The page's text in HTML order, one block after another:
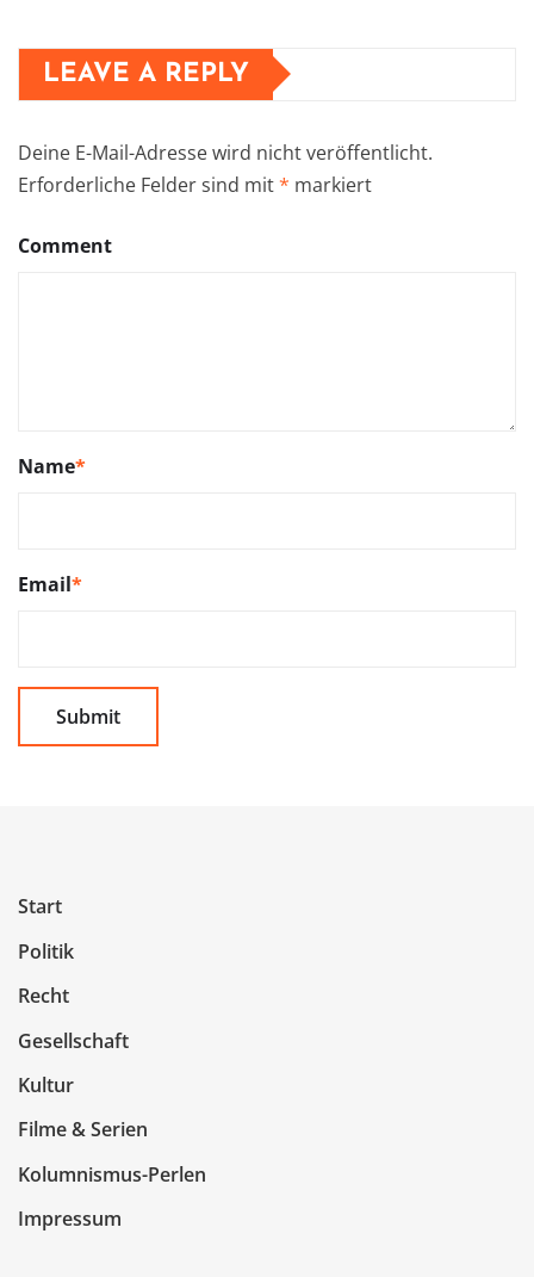
LEAVE A REPLY
Deine E-Mail-Adresse wird nicht veröffentlicht.
Erforderliche Felder sind mit* markiert
Comment
Name*
Email*
Start
Politik
Recht
Gesellschaft
Kultur
Filme & Serien
Kolumnismus-Perlen
Impressum